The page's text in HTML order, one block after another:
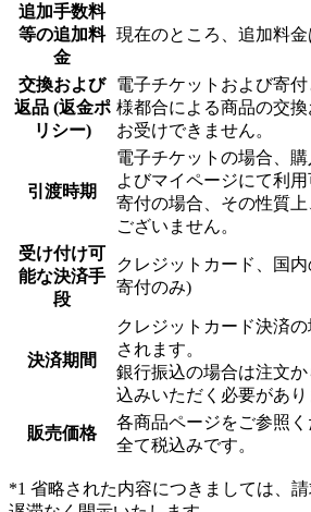
追加手数料
等の追加料
金
現在のところ、追加料金
交換および
返品 (返金ポ
リシー)
電子チケットおよび寄
様都合による商品の交
お受けできません。
引渡時期
電子チケットの場合、
よびマイページにて利用
寄付の場合、その性質
ございません。
受け付け可
能な決済手
段
クレジットカード、国
寄付のみ)
決済期間
クレジットカード決済
されます。
銀行振込の場合は注文か
込みいただく必要があり
販売価格
各商品ページをご参照
全て税込みです。
*1 省略された内容につきましては、請